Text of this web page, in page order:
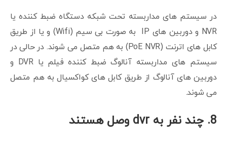
در سیستم های مداربسته تحت شبکه دستگاه ضبط کننده یا
NVR و دوربین های IP به صورت بی سیم (Wifi) و یا از طریق
کابل های اترنت (PoE NVR) به هم متصل می شوند. در حالی در
سیستم های مداربسته آنالوگ ضبط کننده فیلم یا DVR و
دوربین های آنالوگ از طریق کابل های کواکسیال به هم متصل
می شوند.
8. چند نفر به dvr وصل هستند